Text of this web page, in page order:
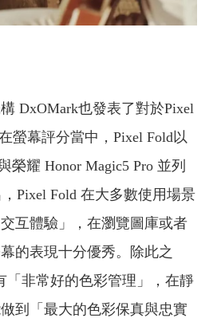
DxOMark也發表了對於Pixel
螢幕評分當中，Pixel Fold以
榮耀 Honor Magic5 Pro 並列
Pixel Fold 在大多數使用場景
互體驗」，在瀏覽圖庫或者
的表現十分優秀。除此之
「非常好的色彩管理」，在靜
到「最大的色彩保真與忠實